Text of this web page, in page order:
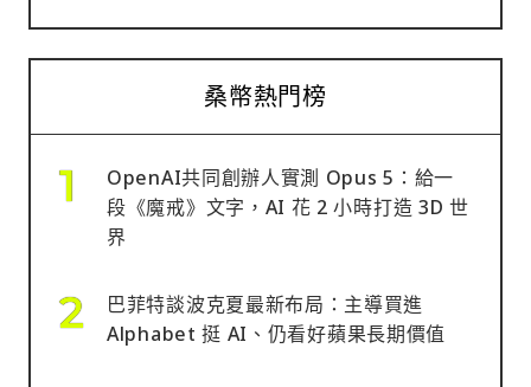
桑幣熱門榜
OpenAI共同創辦人實測 Opus 5：給一
段《魔戒》文字，AI 花 2 小時打造 3D 世
界
巴菲特談波克夏最新布局：主導買進
Alphabet 挺 AI、仍看好蘋果長期價值